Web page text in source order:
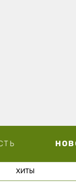
ХИТЫ